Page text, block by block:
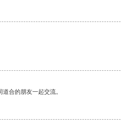
合的朋友一起交流。